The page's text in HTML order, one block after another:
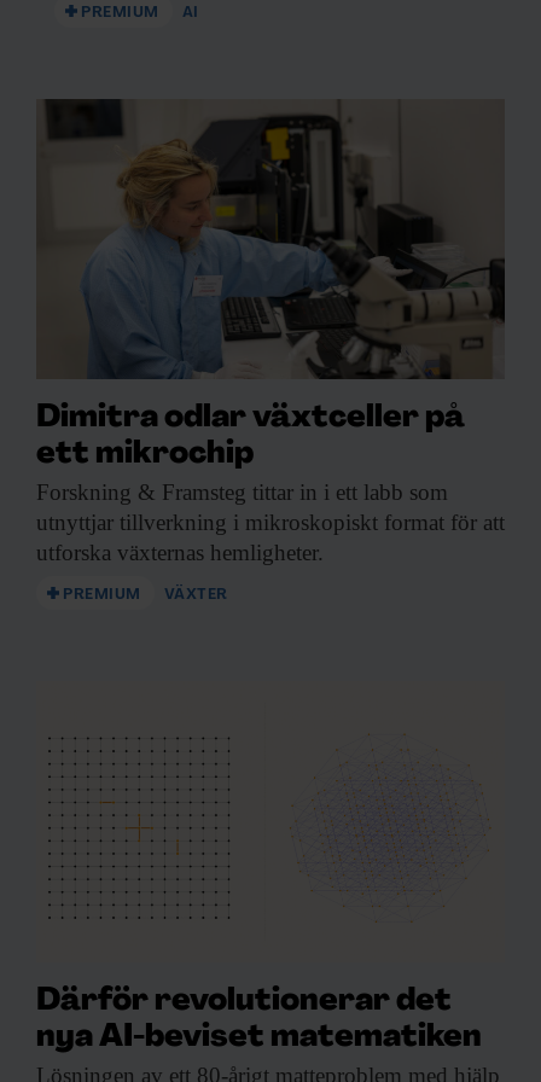
Dessa kan i sin tur kombinera informationen med annan
PREMIUM AI
Dimitra odlar växtceller på
ett mikrochip
Forskning & Framsteg tittar in i ett labb som
utnyttjar tillverkning i mikroskopiskt format för att
utforska växternas hemligheter.
PREMIUM VÄXTER
Därför revolutionerar det
nya AI-beviset matematiken
Lösningen av ett 80-årigt matteproblem med hjälp